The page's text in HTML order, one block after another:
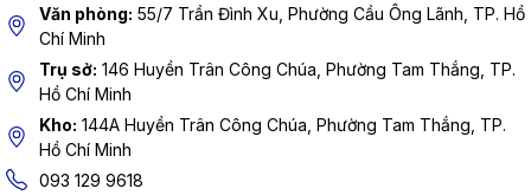
Văn phòng: 55/7 Trần Đình Xu, Phường Cầu Ông Lãnh, TP. Hồ
Chí Minh
Trụ sở: 146 Huyền Trân Công Chúa, Phường Tam Thắng, TP.
Hồ Chí Minh
Kho: 144A Huyền Trân Công Chúa, Phường Tam Thắng, TP.
Hồ Chí Minh
093 129 9618